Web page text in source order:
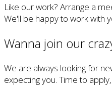
Like our work? Arrange a
We'll be happy to work with
Wanna join our
We are always looking for
expecting you. Time to